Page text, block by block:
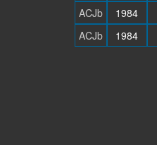
ACJb
1984
ACJb
1984